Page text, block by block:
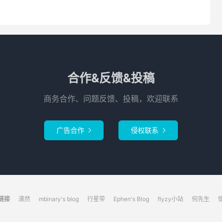
合作&反馈&投稿
商务合作、问题反馈、投稿，欢迎联系
广告合作  侵权联系 
接 漠然 mbinary's blog 行星带 Ephen's Blog flyzy小站 何先生